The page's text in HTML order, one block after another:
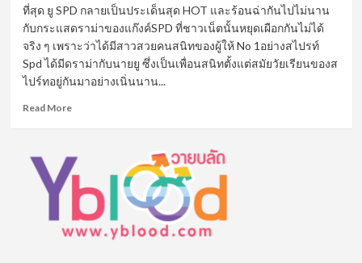
ที่สุด ยู SPD กลายเป็นประเด็นสุด HOT และร้อนฉ่ากันไปไม่นาน
กับกระแสดราม่าของแก๊งค์SPD ที่ชาวเน็ตนั้นหยุดเผือกกันไม่ได้
จริง ๆ เพราะว่าได้มีสาวสวยคนสนิทของผู้ให้ No 1อย่างสไปรท์
Spd ได้มีดราม่ากับนายยู ซึ่งเป็นเพื่อนสนิทตั้งแต่สมัยวัยเรียนของส
ไปร์ทอยู่กันมาอย่างเนิ่นนาน...
Read MoreRead
วาร์
SPD
อีก